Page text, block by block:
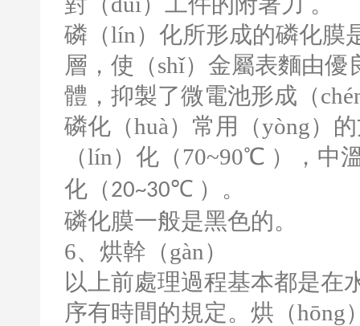
磷（lín）化所形成的磷化膜
層，使（shǐ）金屬表麵由優
體，抑製了微電池形成（
磷化（huà）常用（yòng）
（lín）化（70~90℃ ），中
化（20~30℃ ）。
磷化膜一般是黑色的。
6、烘幹（gàn）
以上前處理過程基本都是在
序有時間的規定。烘（hōng